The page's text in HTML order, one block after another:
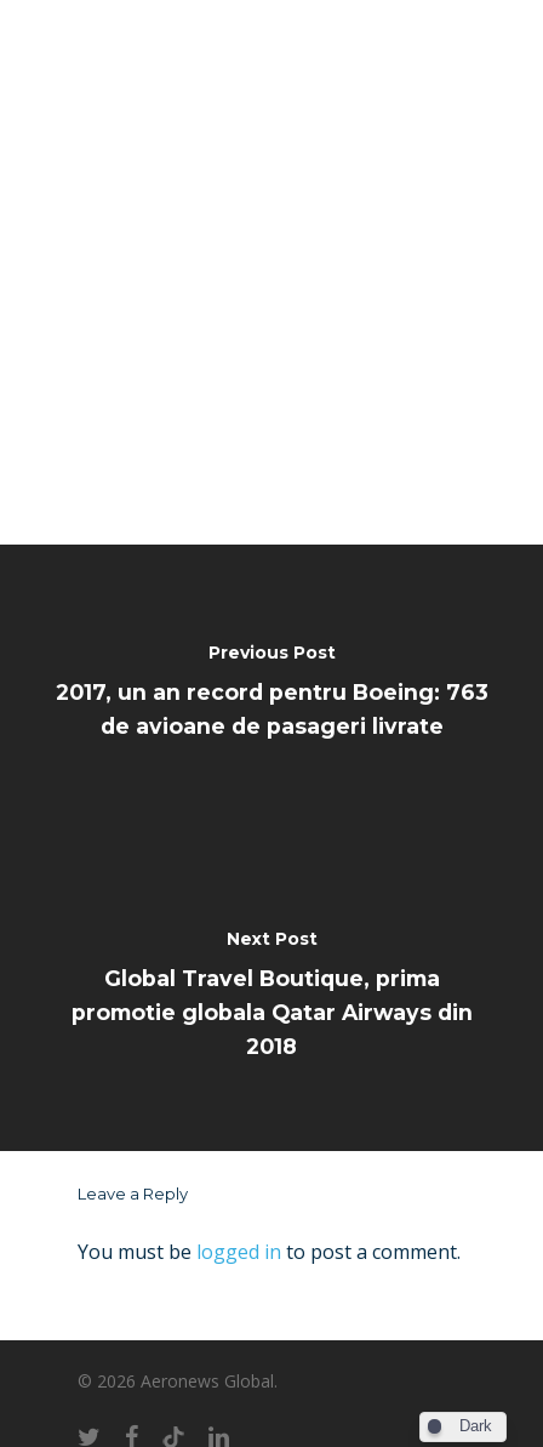
Previous Post
2017, un an record pentru Boeing: 763
de avioane de pasageri livrate
Next Post
Global Travel Boutique, prima
promotie globala Qatar Airways din
2018
Leave a Reply
You must be logged in to post a comment.
© 2026 Aeronews Global.
Dark